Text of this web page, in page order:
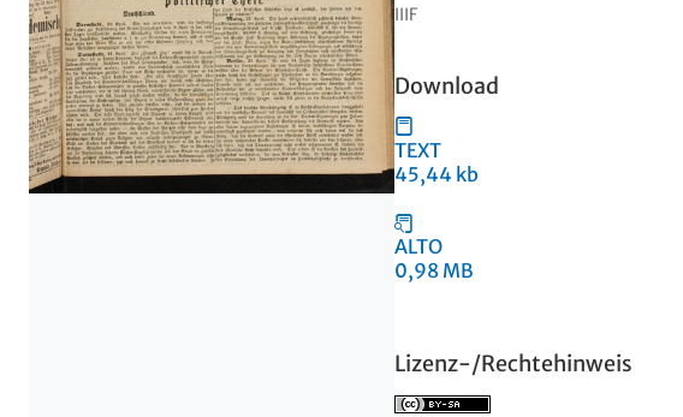
IIIF
Download
TEXT
45,44 kb
ALTO
0,98 MB
Lizenz-/Rechtehinweis